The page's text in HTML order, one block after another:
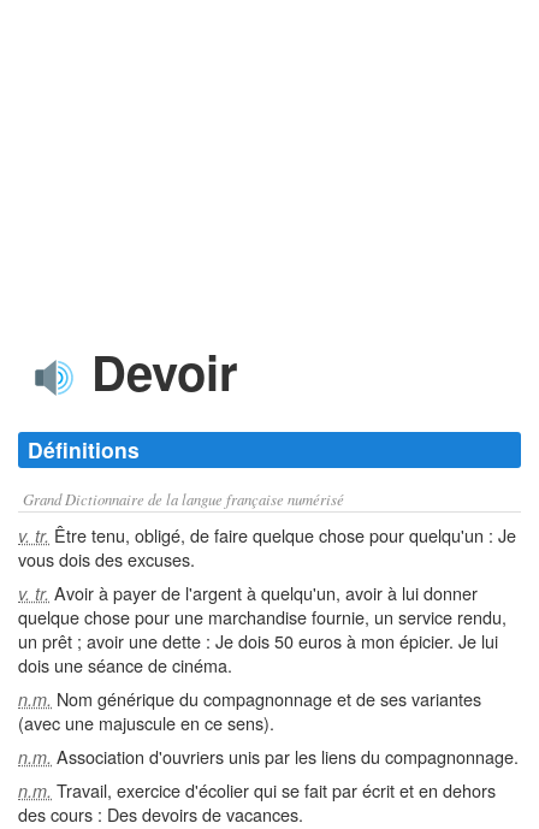
Devoir
Définitions
Grand Dictionnaire de la langue française numérisé
v. tr. Être tenu, obligé, de faire quelque chose pour quelqu'un : Je
vous dois des excuses.
v. tr. Avoir à payer de l'argent à quelqu'un, avoir à lui donner
quelque chose pour une marchandise fournie, un service rendu,
un prêt ; avoir une dette : Je dois 50 euros à mon épicier. Je lui
dois une séance de cinéma.
n.m. Nom générique du compagnonnage et de ses variantes
(avec une majuscule en ce sens).
n.m. Association d'ouvriers unis par les liens du compagnonnage.
n.m. Travail, exercice d'écolier qui se fait par écrit et en dehors
des cours : Des devoirs de vacances.